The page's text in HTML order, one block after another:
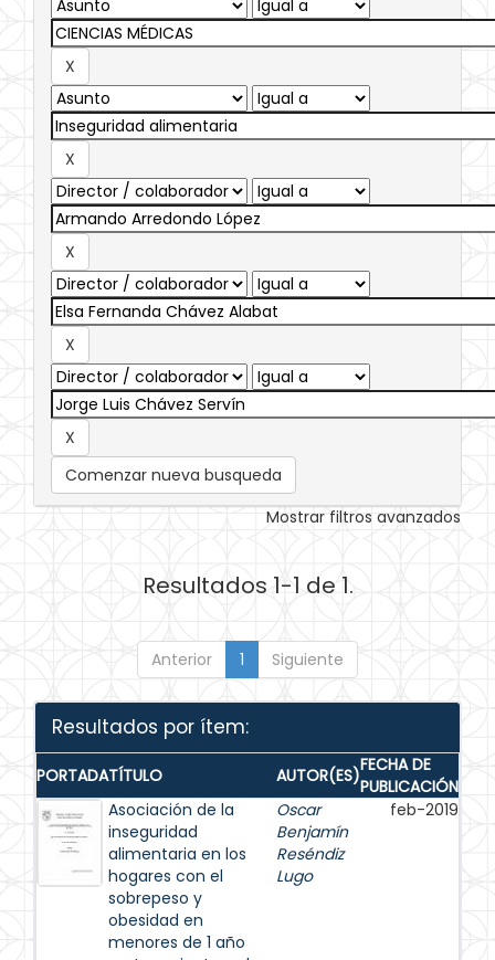
Comenzar nueva busqueda
Mostrar filtros avanzados
Resultados 1-1 de 1.
Anterior 1 Siguiente
Resultados por ítem:
PORTADATÍTULO AUTOR(ES)FECHA DE
PUBLICACIÓN
Asociación de la
inseguridad
alimentaria en los
hogares con el
sobrepeso y
obesidad en
menores de 1 año
Oscar
Benjamín
Reséndiz
Lugo
feb-2019